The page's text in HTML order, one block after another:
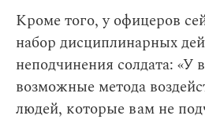
Кроме того, у офицеров
набор дисциплинарных
неподчинения солдата: «У
возможные метода
людей, которые вам не